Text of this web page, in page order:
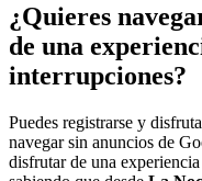
¿Quieres
de una
interrupciones?
Puedes registrarse y
navegar sin anuncios de
disfrutar de una